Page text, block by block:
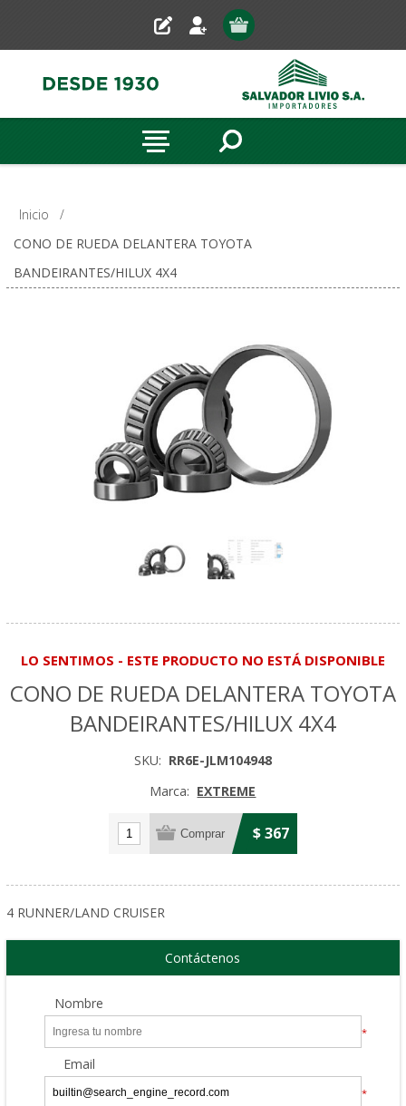
Inicio
/
CONO DE RUEDA DELANTERA TOYOTA
BANDEIRANTES/HILUX 4X4
LO SENTIMOS - ESTE PRODUCTO NO ESTÁ DISPONIBLE
CONO DE RUEDA DELANTERA TOYOTA
BANDEIRANTES/HILUX 4X4
SKU: RR6E-JLM104948
Marca: EXTREME
$ 367
4 RUNNER/LAND CRUISER
Contáctenos
Nombre
*
Email
*